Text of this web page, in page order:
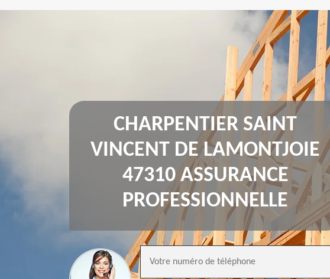
CHARPENTIER SAINT
VINCENT DE LAMONTJOIE
47310 ASSURANCE
PROFESSIONNELLE